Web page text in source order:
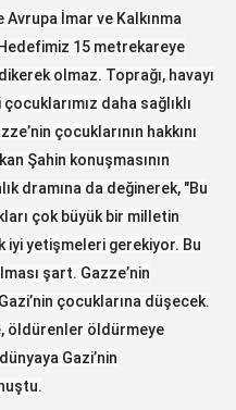
İmar ve Kalkınma
15 metrekareye
olmaz. Toprağı, havayı
daha sağlıklı
çocuklarının hakkını
Şahin konuşmasının
dramına da değinerek, "Bu
çok büyük bir milletin
iyi yetişmeleri gerekiyor. Bu
şart. Gazze’nin
çocuklarına düşecek.
öldürenler öldürmeye
Gazi’nin